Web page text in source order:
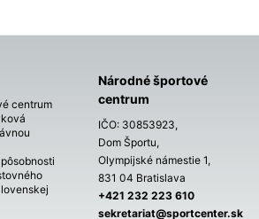
centrum
Národné športové
centrum
IČO: 30853923,
Dom Športu,
Olympijské námestie 1,
831 04 Bratislava
+421 232 223 610
sekretariat@sportcenter.sk